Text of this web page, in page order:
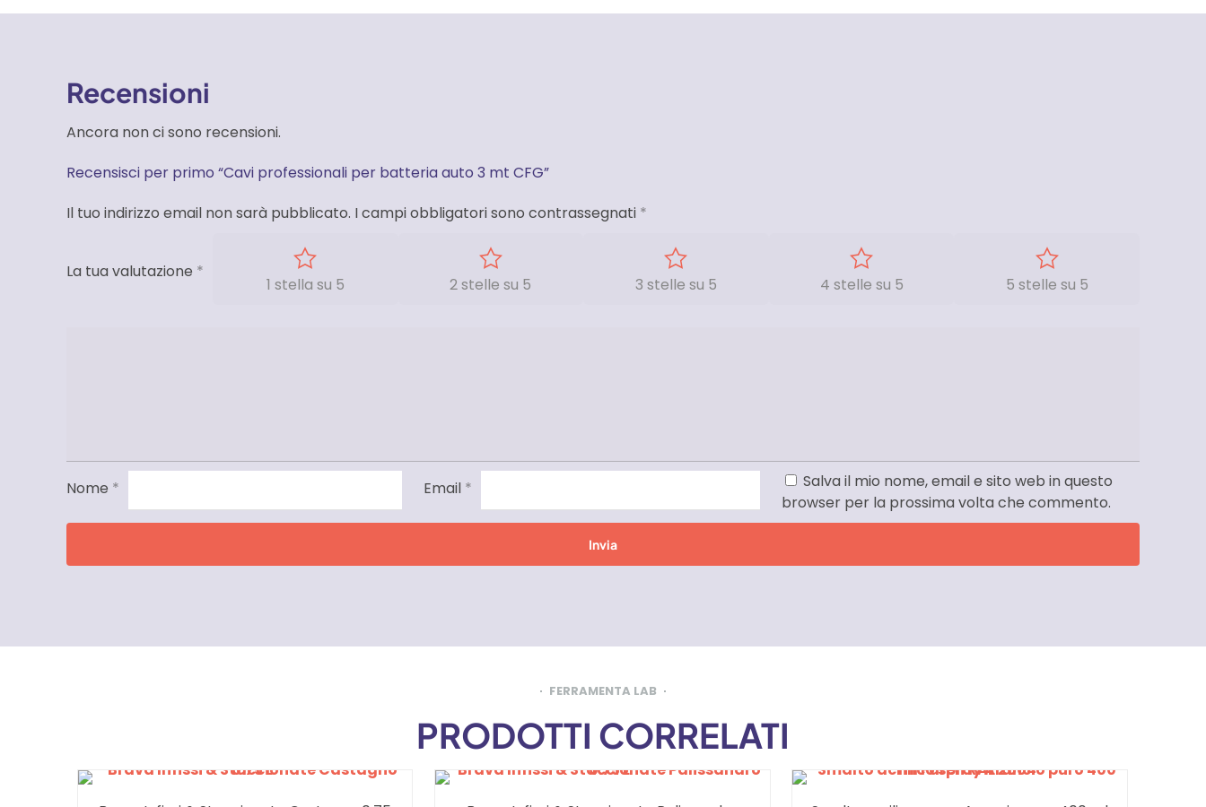
Recensioni
Ancora non ci sono recensioni.
Recensisci per primo “Cavi professionali per batteria auto 3 mt CFG”
Il tuo indirizzo email non sarà pubblicato. I campi obbligatori sono contrassegnati *
La tua valutazione *
1 stella su 5 2 stelle su 5 3 stelle su 5 4 stelle su 5 5 stelle su 5
Nome * Email *
Salva il mio nome, email e sito web in questo
browser per la prossima volta che commento.
FERRAMENTA LAB
PRODOTTI CORRELATI